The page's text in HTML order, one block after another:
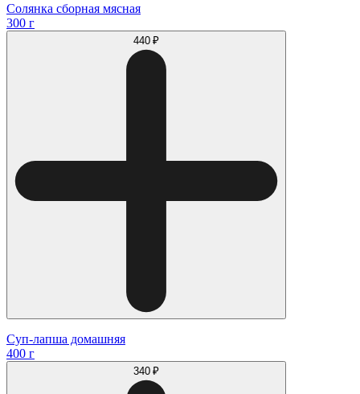
Солянка сборная мясная
300 г
440 ₽
Суп-лапша домашняя
400 г
340 ₽